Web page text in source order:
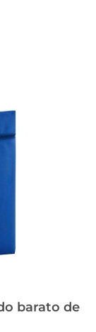
barato de